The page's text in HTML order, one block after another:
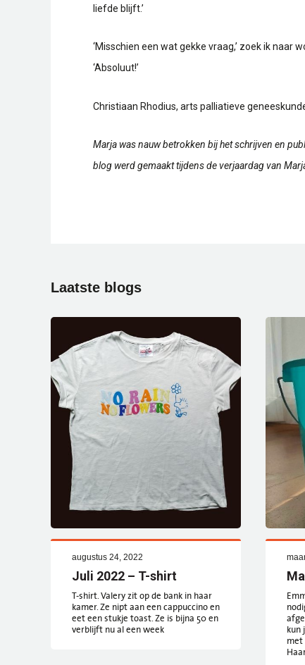
liefde blijft.’
‘Misschien een wat gekke vraag,’ zoek ik naar
‘Absoluut!’
Christiaan Rhodius, arts palliatieve
Marja was nauw betrokken bij het schrijven en
blog werd gemaakt tijdens de verjaardag van
Laatste blogs
augustus 24, 2022
Juli 2022 – T-shirt
T-shirt. Valery zit op de bank in haar
kamer. Ze nipt aan een cappuccino en
eet een stukje toast. Ze is bijna 50 en
verblijft nu al een week kun
met